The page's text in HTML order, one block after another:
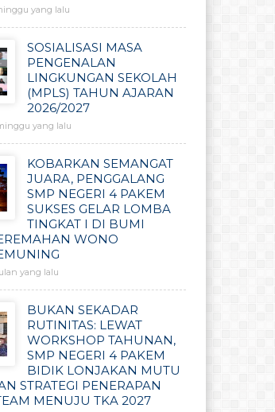
yang lalu
SOSIALISASI MASA
PENGENALAN
LINGKUNGAN SEKOLAH
(MPLS) TAHUN AJARAN
2026/2027
yang lalu
KOBARKAN SEMANGAT
JUARA, PENGGALANG
SMP NEGERI 4 PAKEM
SUKSES GELAR LOMBA
TINGKAT I DI BUMI
WONO
yang lalu
BUKAN SEKADAR
RUTINITAS: LEWAT
WORKSHOP TAHUNAN,
SMP NEGERI 4 PAKEM
BIDIK LONJAKAN MUTU
STRATEGI PENERAPAN
MENUJU TKA 2027